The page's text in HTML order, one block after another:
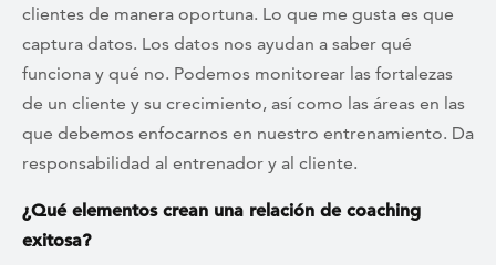
clientes de manera oportuna. Lo que me gusta es que
captura datos. Los datos nos ayudan a saber qué
funciona y qué no. Podemos monitorear las fortalezas
de un cliente y su crecimiento, así como las áreas en las
que debemos enfocarnos en nuestro entrenamiento. Da
responsabilidad al entrenador y al cliente.
¿Qué elementos crean una relación de coaching
exitosa?